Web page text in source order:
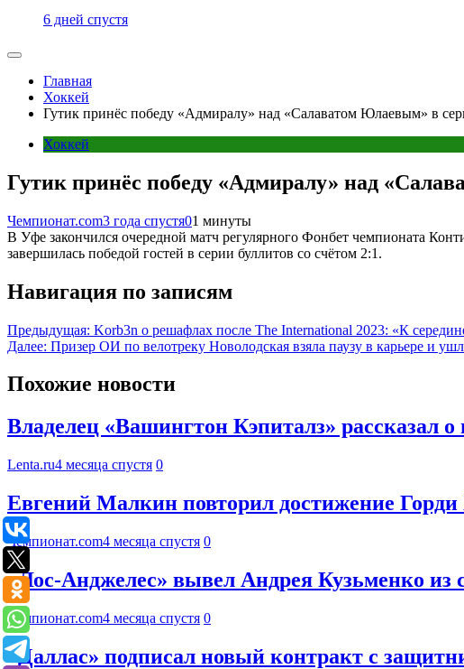
6 дней спустя
Главная
Хоккей
Гутик принёс победу «Адмиралу» над «Салаватом Юлаевым» в
Хоккей
Гутик принёс победу «Адмиралу» над
Чемпионат.com3 года спустя01 минуты
В Уфе закончился очередной матч регулярного Фонбет чемпионата
завершилась победой гостей в серии буллитов со счётом 2:1.
Навигация по записям
Предыдущая: Korb3n о решафлах после The International 2023: «К
Далее: Призер ОИ по велотреку Новолодская взяла паузу в карьере и
Похожие новости
Владелец «Вашингтон Кэпиталз» рассказал
Lenta.ru4 месяца спустя 0
Евгений Малкин повторил достижение
Чемпионат.com4 месяца спустя 0
«Лос-Анджелес» вывел Андрея Кузьменко
Чемпионат.com4 месяца спустя 0
«Даллас» подписал новый контракт с